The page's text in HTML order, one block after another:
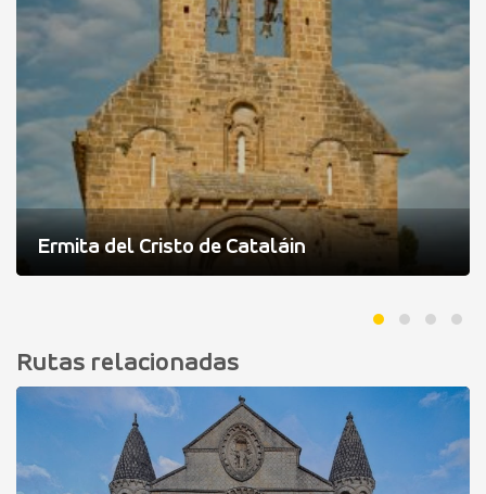
Ermita del Cristo de Cataláin
Rutas relacionadas